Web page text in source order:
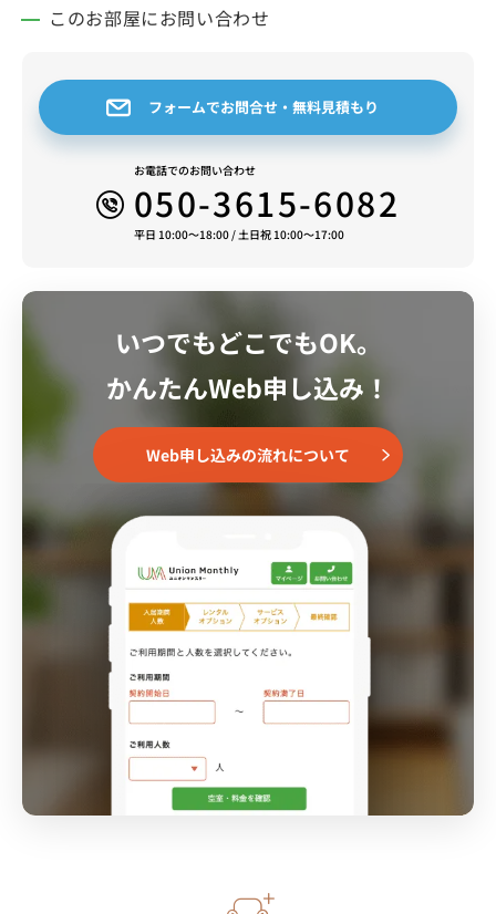
このお部屋にお問い合わせ
フォームでお問合せ・無料見積もり
お電話でのお問い合わせ
050-3615-6082
平日 10:00～18:00 / 土日祝 10:00～17:00
いつでもどこでもOK。
かんたんWeb申し込み！
Web申し込みの流れについて